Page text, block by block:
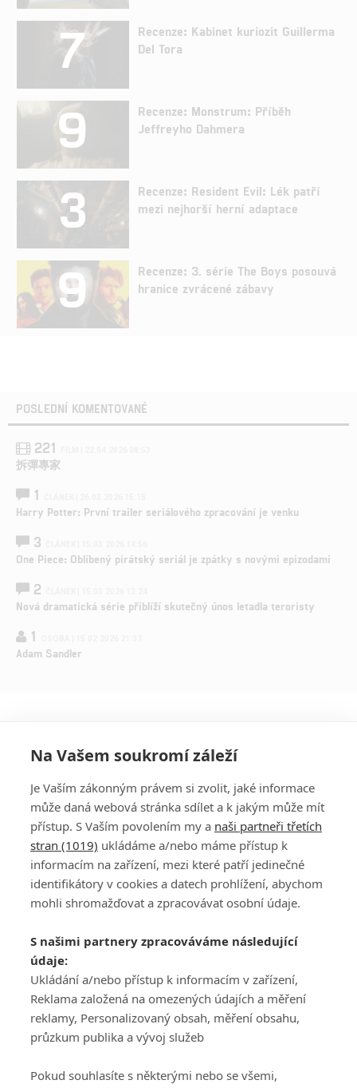
7
Recenze: Kabinet kuriozit Guillerma
Del Tora
9
Recenze: Monstrum: Příběh
Jeffreyho Dahmera
3
Recenze: Resident Evil: Lék patří
mezi nejhorší herní adaptace
9
Recenze: 3. série The Boys posouvá
hranice zvrácené zábavy
POSLEDNÍ KOMENTOVANÉ
221
拆彈專家
1
Harry Potter: První trailer seriálového zpracování je venku
3
One Piece: Oblíbený pirátský seriál je zpátky s novými epizodami
2
Nová dramatická série přiblíží skutečný únos letadla teroristy
1
Adam Sandler
PŘIHLÁSIT
REGISTROVAT
DISKUZE
Šéfredaktorkou webu jePetr Slavík, e-mailserialy@fandimefilmu.cz
Máte-li zájem o inzerci na našem webu napište nám na e-mail
studio@koncal.com
Ochrana osobních údajů|Zásady používání cookies |Pravidla webu
Upravit nastavení soukromí
Na Vašem soukromí záleží
Je Vaším zákonným právem si zvolit, jaké informace
může daná webová stránka sdílet a k jakým může mít
přístup. S Vaším povolením my a naši partneři třetích
stran (1019) ukládáme a/nebo máme přístup k
informacím na zařízení, mezi které patří jedinečné
identifikátory v cookies a datech prohlížení, abychom
mohli shromažďovat a zpracovávat osobní údaje.
S našimi partnery zpracováváme následující
údaje:
Ukládání a/nebo přístup k informacím v zařízení,
Reklama založená na omezených údajích a měření
reklamy, Personalizovaný obsah, měření obsahu,
průzkum publika a vývoj služeb
Pokud souhlasíte s některými nebo se všemi,